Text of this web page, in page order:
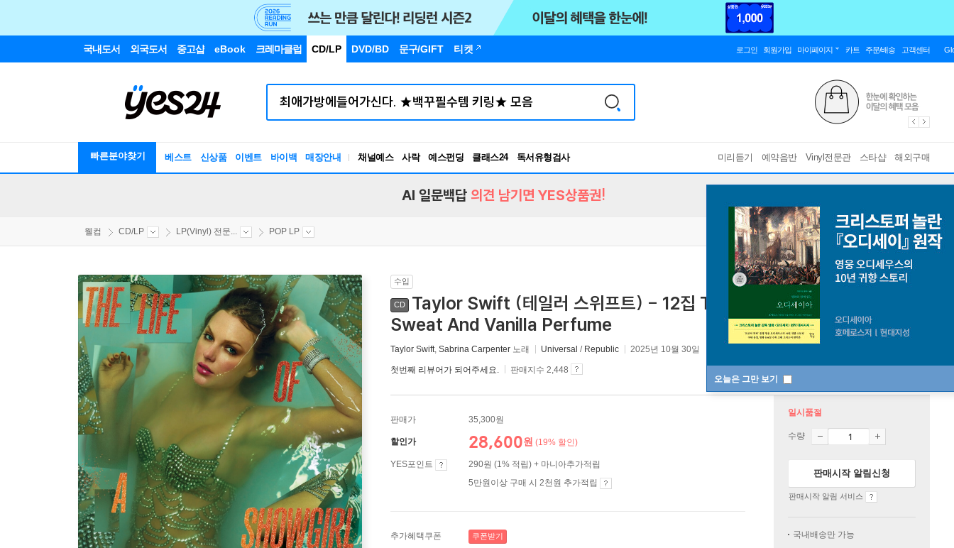
국내도서 외국도서 중고샵 eBook 크레마클럽 CD/LP DVD/BD 문구/GIFT 티켓 로그인 회원가입 마이페이지 카트 주문/배송 고객센터
빠른분야찾기 베스트 신상품 이벤트 바이백 매장안내 채널예스 사락 예스펀딩 클래스24
RBTI Lab
독서유형검사
미리듣기 예약음반 Vinyl전문관 스타샵 해외구매
오늘은 그만 보기
AI 일문백답 의견 남기면 YES상품권!
웰컴 CD/LP LP(Vinyl) 전문... POP LP
수입
CD
Taylor Swift (테일러 스위프트) - 12집 The Life Of A Showgirl:
Sweat And Vanilla Perfume
Taylor Swift, Sabrina Carpenter 노래 Universal / Republic 2025년 10월 30일
첫번째 리뷰어가 되어주세요. 판매지수 2,448
판매가 35,300원
할인가 28,600원 (19% 할인)
YES포인트
290원 (1% 적립) + 마니아추가적립
5만원이상 구매 시 2천원 추가적립
추가혜택쿠폰 쿠폰받기
일시품절
수량
판매시작 알림신청
판매시작 알림 서비스
국내배송만 가능